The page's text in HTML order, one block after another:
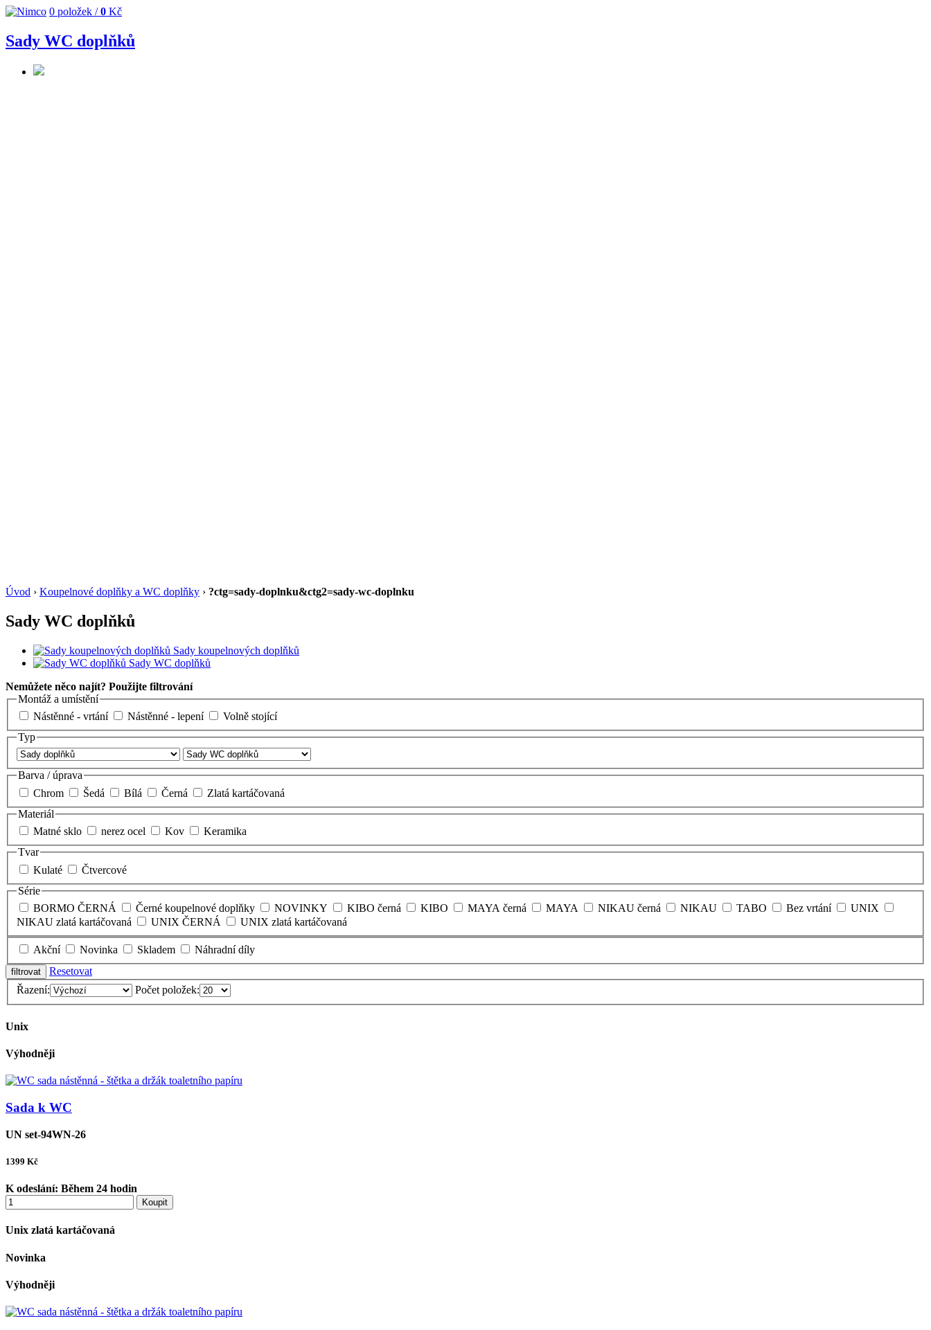
0 položek /0 Kč
Sady WC doplňků
Úvod › Koupelnové doplňky a WC doplňky › ?ctg=sady-doplnku&ctg2=sady-wc-doplnku
Sady WC doplňků
Sady koupelnových doplňků
Sady WC doplňků
Nemůžete něco najít? Použijte filtrování
Montáž a umístění
Nástěnné - vrtání
Nástěnné - lepení
Volně stojící
Typ
Barva / úprava
Chrom
Šedá Bílá Černá
Zlatá kartáčovaná
Materiál
Matné sklo
nerez ocel Kov
Keramika
Tvar
Kulaté
Čtvercové
Série
BORMO ČERNÁ
Černé koupelnové doplňky NOVINKY KIBO černá KIBO MAYA černá MAYA NIKAU černá NIKAU TABO Bez vrtání
UNIX
NIKAU zlatá kartáčovaná
UNIX ČERNÁ UNIX zlatá kartáčovaná
Akční Novinka Skladem
Náhradní díly
Resetovat
Řazení:
Počet položek:
Unix
Výhodněji
Sada k WC
UN set-94WN-26
1399 Kč
K odeslání: Během 24 hodin
Koupit
Unix zlatá kartáčovaná
Novinka
Výhodněji